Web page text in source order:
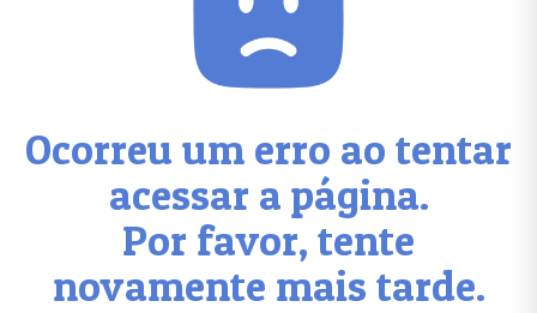
Ocorreu um erro ao tentar
acessar a página.
Por favor, tente
novamente mais tarde.